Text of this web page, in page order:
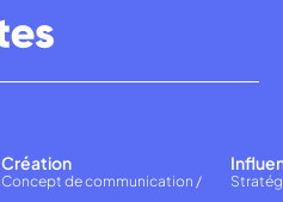
Création
Concept de communication /